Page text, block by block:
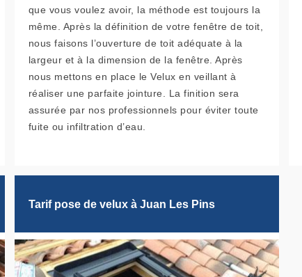
que vous voulez avoir, la méthode est toujours la
même. Après la définition de votre fenêtre de toit,
nous faisons l’ouverture de toit adéquate à la
largeur et à la dimension de la fenêtre. Après
nous mettons en place le Velux en veillant à
réaliser une parfaite jointure. La finition sera
assurée par nos professionnels pour éviter toute
fuite ou infiltration d’eau.
Tarif pose de velux à Juan Les Pins